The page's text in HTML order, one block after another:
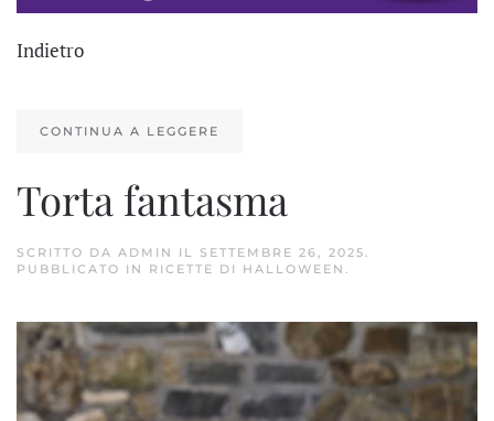
Indietro
CONTINUA A LEGGERE
Torta fantasma
SCRITTO DA ADMIN IL SETTEMBRE 26, 2025.
PUBBLICATO IN RICETTE DI HALLOWEEN .